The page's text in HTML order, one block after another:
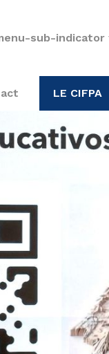
sub-
LE CIFPA